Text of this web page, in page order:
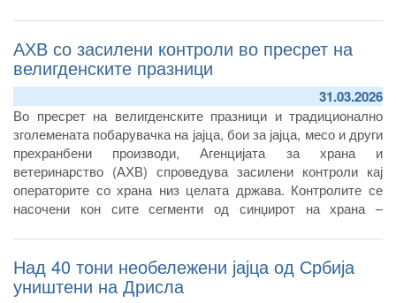
АХВ со засилени контроли во пресрет на
велигденските празници
31.03.2026
Во пресрет на велигденските празници и традиционално
зголемената побарувачка на јајца, бои за јајца, месо и други
прехранбени производи, Агенцијата за храна и
ветеринарство (АХВ) спроведува засилени контроли кај
операторите со храна низ целата држава. Контролите се
насочени кон сите сегменти од синџирот на храна –
цел да се спречи пласирање на небезбедни производи и да
се сузбие нелегалната трговија.
Над 40 тони необележени јајца од Србија
уништени на Дрисла